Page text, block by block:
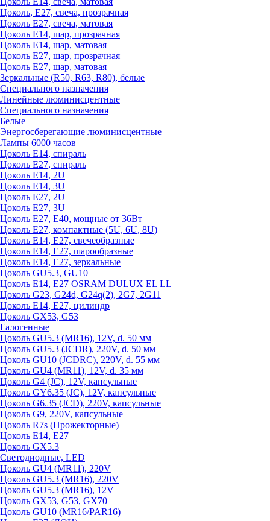
Цоколь, Е27, свеча, прозрачная
Цоколь Е27, свеча, матовая
Цоколь Е14, шар, прозрачная
Цоколь Е14, шар, матовая
Цоколь Е27, шар, прозрачная
Цоколь Е27, шар, матовая
Зеркальные (R50, R63, R80), белые
Специального назначения
Линейные люминисцентные
Специального назначения
Белые
Энергосберегающие люминисцентные
Лампы 6000 часов
Цоколь Е14, спираль
Цоколь Е27, спираль
Цоколь Е14, 2U
Цоколь Е14, 3U
Цоколь Е27, 2U
Цоколь Е27, 3U
Цоколь Е27, Е40, мощные от 36Вт
Цоколь Е27, компактные (5U, 6U, 8U)
Цоколь Е14, Е27, свечеобразные
Цоколь Е14, Е27, шарообразные
Цоколь Е14, Е27, зеркальные
Цоколь GU5.3, GU10
Цоколь Е14, Е27 OSRAM DULUX EL LL
Цоколь G23, G24d, G24q(2), 2G7, 2G11
Цоколь Е14, Е27, цилиндр
Цоколь GX53, G53
Галогенные
Цоколь GU5.3 (MR16), 12V, d. 50 мм
Цоколь GU5.3 (JCDR), 220V, d. 50 мм
Цоколь GU10 (JCDRC), 220V, d. 55 мм
Цоколь GU4 (MR11), 12V, d. 35 мм
Цоколь G4 (JC), 12V, капсульные
Цоколь GY6.35 (JC), 12V, капсульные
Цоколь G6.35 (JCD), 220V, капсульные
Цоколь G9, 220V, капсульные
Цоколь R7s (Прожекторные)
Цоколь E14, E27
Цоколь GX5.3
Светодиодные, LED
Цоколь GU4 (MR11), 220V
Цоколь GU5.3 (MR16), 220V
Цоколь GU5.3 (MR16), 12V
Цоколь GX53, G53, GX70
Цоколь GU10 (MR16/PAR16)